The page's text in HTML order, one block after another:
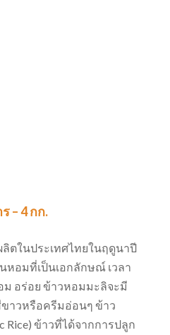
– 4 กก.
ตในประเทศไทยในฤดูนาปี
หอมที่เป็นเอกลักษณ์ เวลา
ม อร่อย ข้าวหอมมะลิจะมี
ขาวหรือครีมอ่อนๆ ข้าว
Rice) ข้าวที่ได้จากการปลูก